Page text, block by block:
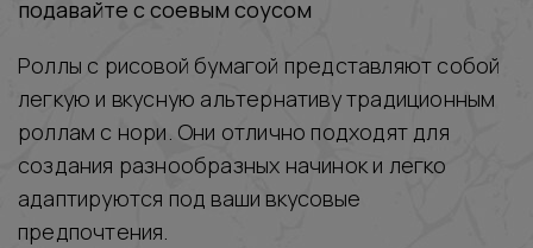
подавайте с соевым соусом
Роллы с рисовой бумагой представляют собой
легкую и вкусную альтернативу традиционным
роллам с нори. Они отлично подходят для
создания разнообразных начинок и легко
адаптируются под ваши вкусовые
предпочтения.